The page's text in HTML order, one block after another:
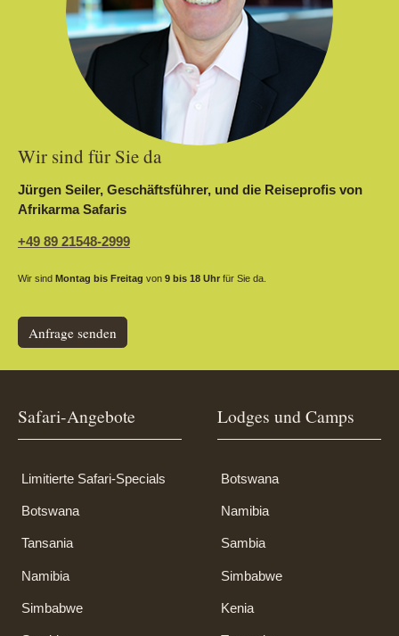
Wir sind für Sie da
Jürgen Seiler, Geschäftsführer, und die Reiseprofis von
Afrikarma Safaris
+49 89 21548-2999
Wir sind Montag bis Freitag von 9 bis 18 Uhr für Sie da.
Anfrage senden
Safari-Angebote
Limitierte Safari-Specials
Botswana
Tansania
Namibia
Simbabwe
Lodges und Camps
Botswana
Namibia
Sambia
Simbabwe
Kenia